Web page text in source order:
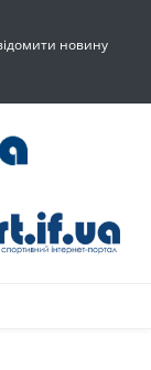
новину